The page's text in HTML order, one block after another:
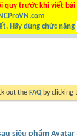
quy trước khi viết
Hãy dùng chức năng
out the FAQ by clicking
siêu phẩm Avatar